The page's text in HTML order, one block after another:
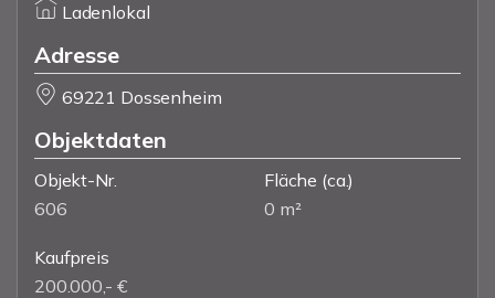
Ladenlokal
Adresse
69221 Dossenheim
Objektdaten
Objekt-Nr.
606
Fläche (ca.)
0 m²
Kaufpreis
200.000,- €